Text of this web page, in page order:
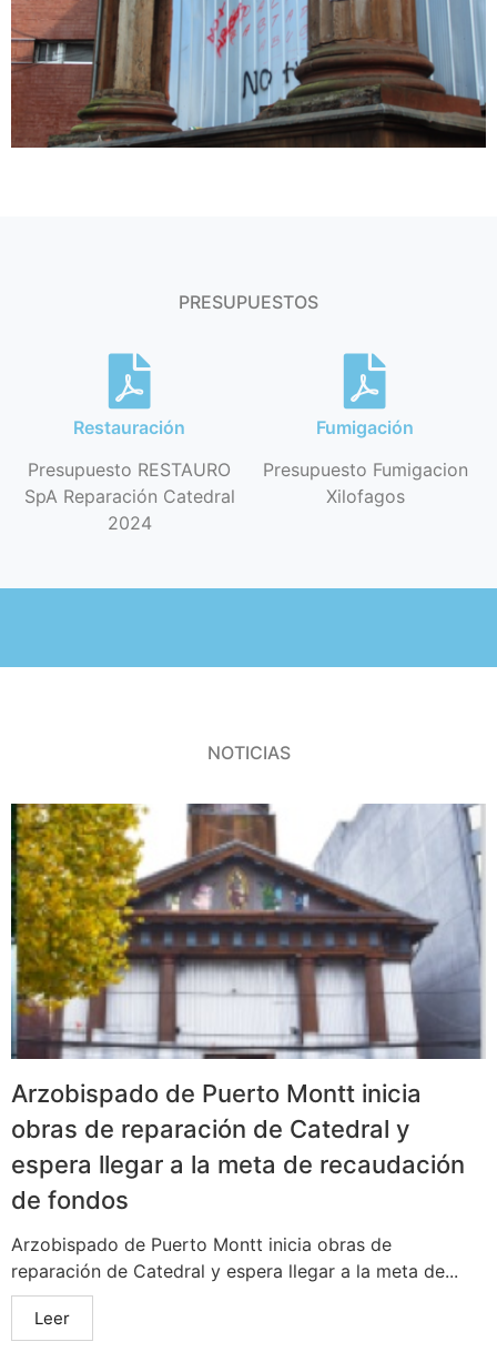
PRESUPUESTOS
Restauración
Presupuesto RESTAURO
SpA Reparación Catedral
2024
Fumigación
Presupuesto Fumigacion
Xilofagos
NOTICIAS
Arzobispado de Puerto Montt inicia
obras de reparación de Catedral y
espera llegar a la meta de recaudación
de fondos
Arzobispado de Puerto Montt inicia obras de
reparación de Catedral y espera llegar a la meta de...
Leer